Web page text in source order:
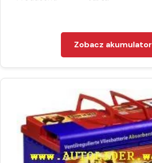
Zobacz akumulator